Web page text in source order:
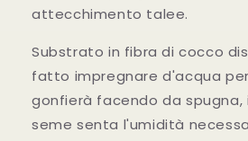
attecchimento talee.
Substrato in fibra di cocco
fatto impregnare d'acqua
gonfierà facendo da spugna,
seme senta l'umidità